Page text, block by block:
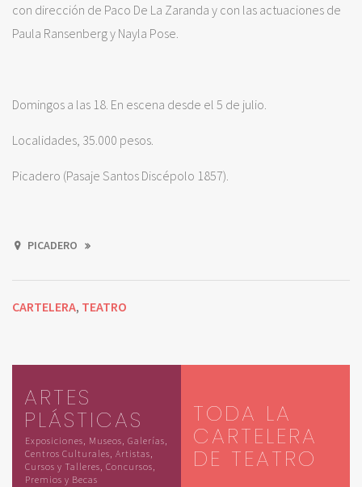
con dirección de Paco De La Zaranda y con las actuaciones de
Paula Ransenberg y Nayla Pose.
Domingos a las 18. En escena desde el 5 de julio.
Localidades, 35.000 pesos.
Picadero (Pasaje Santos Discépolo 1857).
PICADERO
CARTELERA, TEATRO
ARTES
PLÁSTICAS
Exposiciones, Museos, Galerías,
Centros Culturales, Artistas,
Cursos y Talleres, Concursos,
Premios y Becas
TODA LA
CARTELERA
DE TEATRO